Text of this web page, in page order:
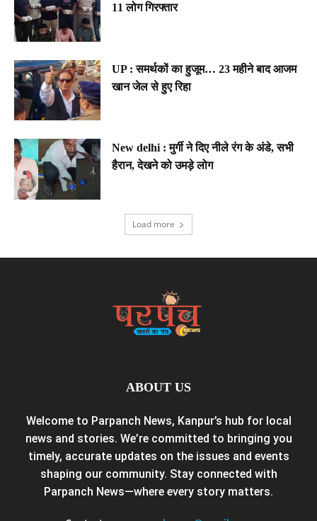
11 लोग गिरफ्तार
UP : समर्थकों का हुजूम… 23 महीने बाद आजम
खान जेल से हुए रिहा
New delhi : मुर्गी ने दिए नीले रंग के अंडे, सभी
हैरान, देखने को उमड़े लोग
Load more
ABOUT US
Welcome to Parpanch News, Kanpur’s hub for local
news and stories. We’re committed to bringing you
timely, accurate updates on the issues and events
shaping our community. Stay connected with
Parpanch News—where every story matters.